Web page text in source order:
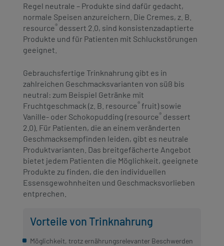
Regel neutrale – Produkte sind dafür gedacht,
normale Speisen anzureichern. Die Cremes, z. B.
resource®dessert 2.0, sind konsistenzadaptierte
Produkte und für Patienten mit Schluckstörungen
geeignet.
Gebrauchsfertige Trinknahrung gibt es in
zahlreichen Geschmacksvarianten von süß bis
neutral: zum Beispiel Getränke mit
Fruchtgeschmack (z. B. resource®fruit) sowie
Vanille- oder Schokopudding (resource®dessert
2.0). Für Patienten, die an einem veränderten
Geschmacksempfinden leiden, gibt es neutrale
Produktvarianten. Das breitgefächerte Angebot
bietet jedem Patienten die Möglichkeit, geeignete
Produkte zu finden, die den individuellen
Essensgewohnheiten und Geschmacksvorlieben
entprechen.
Vorteile von Trinknahrung
Möglichkeit, trotz ernährungsrelevanter Beschwerden